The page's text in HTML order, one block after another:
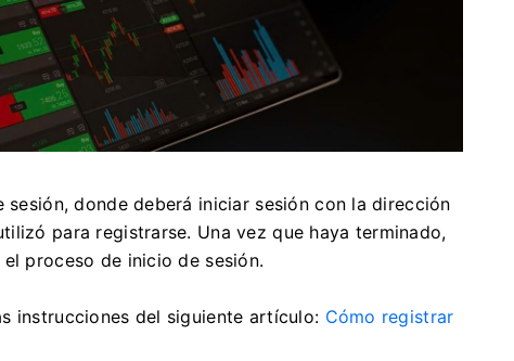
donde deberá iniciar sesión con la dirección
para registrarse. Una vez que haya terminado,
proceso de inicio de sesión.
instrucciones del siguiente artículo: Cómo registrar